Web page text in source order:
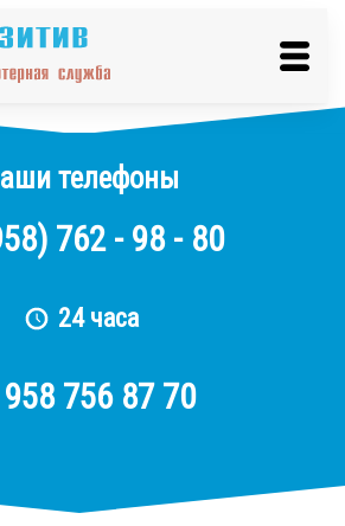
телефоны
762 - 98 - 80
24 часа
756 87 70